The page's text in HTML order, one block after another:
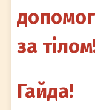
за
Гайда!